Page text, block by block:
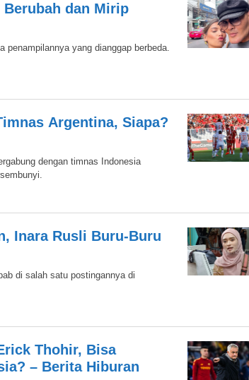
Berubah dan Mirip
penampilannya yang dianggap berbeda.
Argentina, Siapa?
dengan timnas Indonesia
Inara Rusli Buru-Buru
di salah satu postingannya di
Thohir, Bisa
– Berita Hiburan